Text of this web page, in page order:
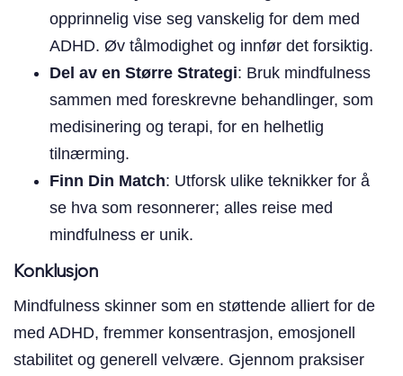
opprinnelig vise seg vanskelig for dem med
ADHD. Øv tålmodighet og innfør det forsiktig.
Del av en Større Strategi: Bruk mindfulness
sammen med foreskrevne behandlinger, som
medisinering og terapi, for en helhetlig
tilnærming.
Finn Din Match: Utforsk ulike teknikker for å
se hva som resonnerer; alles reise med
mindfulness er unik.
Konklusjon
Mindfulness skinner som en støttende alliert for de
med ADHD, fremmer konsentrasjon, emosjonell
stabilitet og generell velvære. Gjennom praksiser